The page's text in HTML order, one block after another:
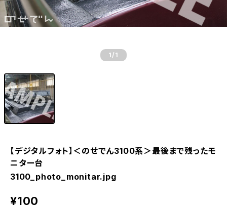
1 /1
【デジタルフォト】＜のせでん3100系＞最後まで残ったモ
ニター台
3100_photo_monitar.jpg
¥100